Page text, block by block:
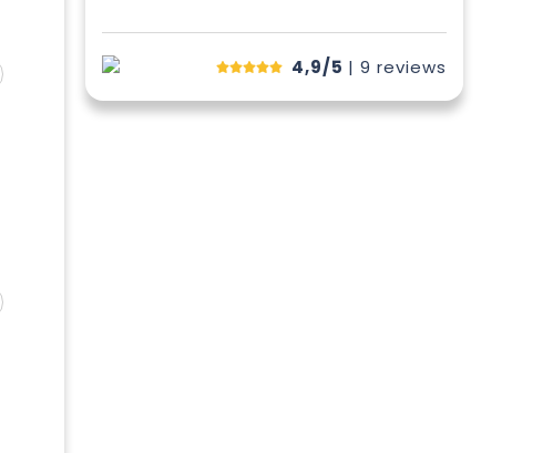
4,9/5 | 9 reviews